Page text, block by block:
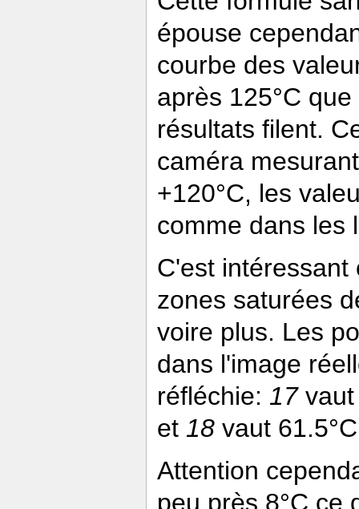
épouse
courbe des
après 125°C
résultats filent.
caméra
+120°C, les
comme dans les
C'est
zones saturées
voire plus. Les
dans l'image
réfléchie: 17vaut
et 18 vaut
Attention
peu près 8°C ce